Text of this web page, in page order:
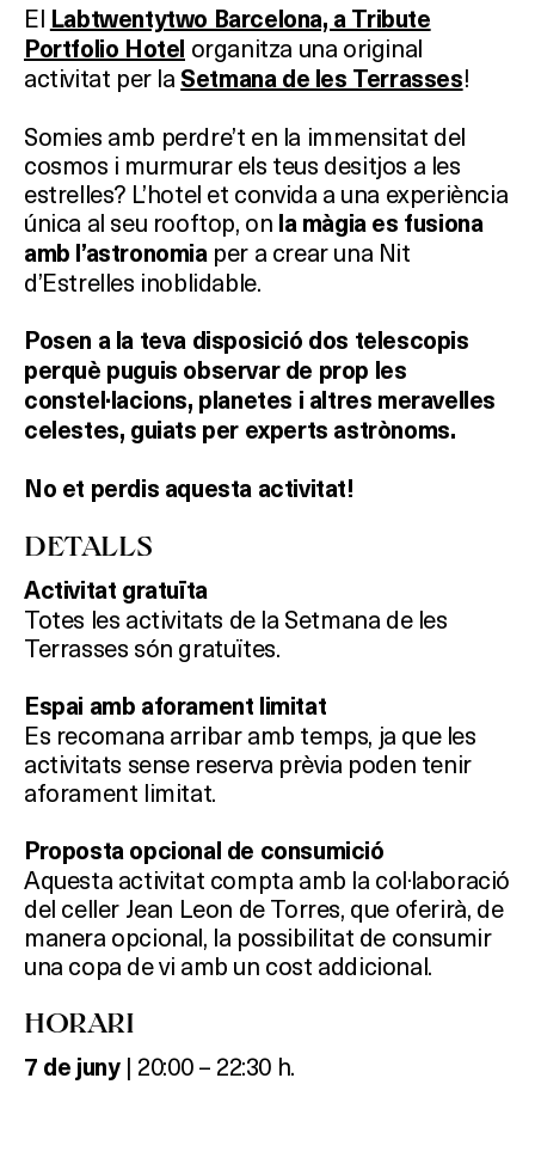
El Labtwentytwo Barcelona, a Tribute
Portfolio Hotel organitza una original
activitat per la Setmana de les Terrasses!
Somies amb perdre’t en la immensitat del
cosmos i murmurar els teus desitjos a les
estrelles? L’hotel et convida a una experiència
única al seu rooftop, on la màgia es fusiona
amb l’astronomiaper a crear una Nit
d’Estrelles inoblidable.
Posen a la teva disposició dos telescopis
perquè puguis observar de prop les
constel·lacions, planetes i altres meravelles
celestes, guiats per experts astrònoms.
No et perdis aquesta activitat!
DETALLS
Activitat gratuïta
Totes les activitats de la Setmana de les
Terrasses són gratuïtes.
Espai amb aforament limitat
Es recomana arribar amb temps, ja que les
activitats sense reserva prèvia poden tenir
aforament limitat.
Proposta opcional de consumició
Aquesta activitat compta amb la col·laboració
del celler Jean Leon de Torres, que oferirà, de
manera opcional, la possibilitat de consumir
una copa de vi amb un cost addicional.
HORARI
7 de juny| 20:00 – 22:30 h.